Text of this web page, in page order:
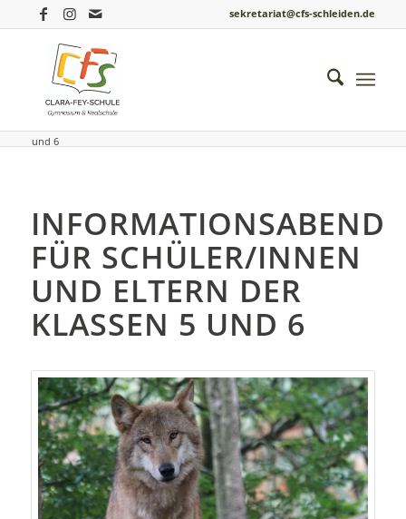
sekretariat@cfs-schleiden.de
Du bist hier: Startseite
Informationsabend für Schüler/innen und Eltern der Klassen 5
und 6
INFORMATIONSABEND
FÜR SCHÜLER/INNEN
UND ELTERN DER
KLASSEN 5 UND 6